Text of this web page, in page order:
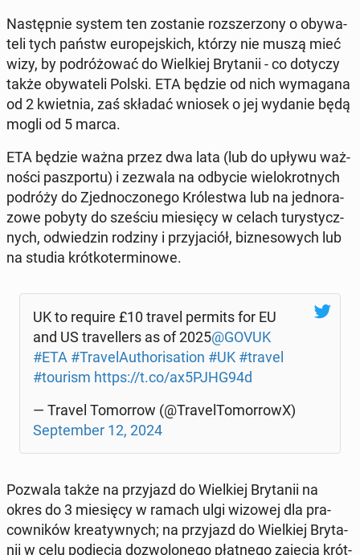
Na­stęp­nie system ten zo­sta­nie roz­sze­rzo­ny o oby­wa­
te­li tych państw eu­ro­pej­skich, którzy nie muszą mieć
wizy, by po­dró­żo­wać do Wiel­kiej Bry­ta­nii - co dotyczy
także oby­wa­te­li Polski. ETA będzie od nich wy­ma­ga­na
od 2 kwiet­nia, zaś składać wniosek o jej wydanie będą
mogli od 5 marca.
ETA będzie ważna przez dwa lata (lub do upływu waż­
no­ści pasz­por­tu) i zezwala na odbycie wie­lo­krot­nych
podróży do Zjed­no­czo­ne­go Kró­le­stwa lub na jed­no­ra­
zo­we pobyty do sześciu mie­się­cy w celach tu­ry­stycz­
nych, od­wie­dzin rodziny i przy­ja­ciół, biz­ne­so­wych lub
na studia krót­ko­ter­mi­no­we.
UK to require £10 travel permits for EU
and US tra­vel­lers as of 2025@GOVUK
#ETA #Tra­ve­lAu­tho­ri­sa­tion #UK #travel
#tourism https://t.co/ax5PJHG94d
— Travel To­mor­row (@Tra­vel­To­mor­rowX)
Sep­tem­ber 12, 2024
Pozwala także na przy­jazd do Wiel­kiej Bry­ta­nii na
okres do 3 mie­się­cy w ramach ulgi wizowej dla pra­
cow­ni­ków kre­atyw­nych; na przy­jazd do Wiel­kiej Bry­ta­
nii w celu pod­ję­cia do­zwo­lo­ne­go płat­ne­go zajęcia krót­